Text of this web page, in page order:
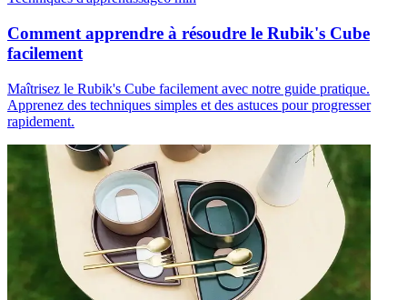
Comment apprendre à résoudre le Rubik's Cube
facilement
Maîtrisez le Rubik's Cube facilement avec notre guide pratique.
Apprenez des techniques simples et des astuces pour progresser
rapidement.